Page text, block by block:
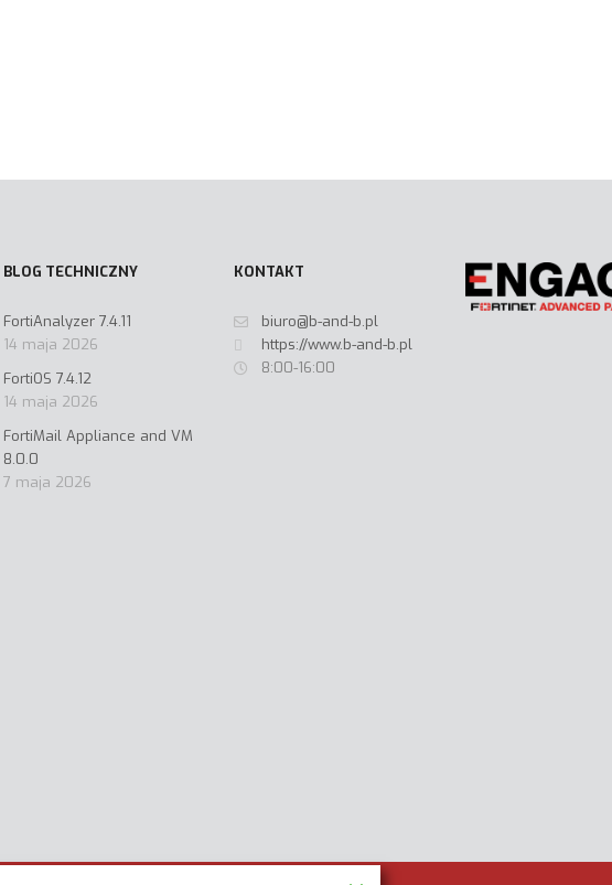
BLOG TECHNICZNY
FortiAnalyzer 7.4.11
14 maja 2026
FortiOS 7.4.12
14 maja 2026
FortiMail Appliance and VM
8.0.0
7 maja 2026
KONTAKT
biuro@b-and-b.pl
https://www.b-and-b.pl
8:00-16:00